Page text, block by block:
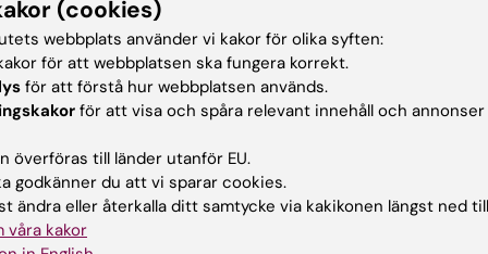
(cookies)
webbplats använder vi kakor för olika syften:
för att webbplatsen ska fungera korrekt.
för att förstå hur webbplatsen används.
för att visa och spåra relevant innehåll och
överföras till länder utanför EU.
godkänner du att vi sparar cookies.
ändra eller återkalla ditt samtycke via kakikonen längst ned
våra kakor